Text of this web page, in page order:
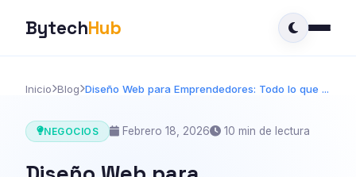
BytechHub
Inicio Blog Diseño Web para Emprendedores: Todo lo que ...
NEGOCIOS Febrero 18, 2026 10 min de lectura